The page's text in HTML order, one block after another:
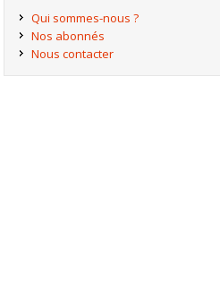
Qui sommes-nous ?
Nos abonnés
Nous contacter